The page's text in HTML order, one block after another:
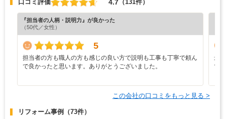
口コミ評価 4.7 （131件）
『担当者の人柄・説明力』が良かった
（50代／女性）
5
担当者の方も職人の方も感じの良い方で説明も工事も丁寧で頼ん
で良かったと思います。ありがとうございました。
最
で
この会社の口コミをもっと見る >
リフォーム事例 （73件）